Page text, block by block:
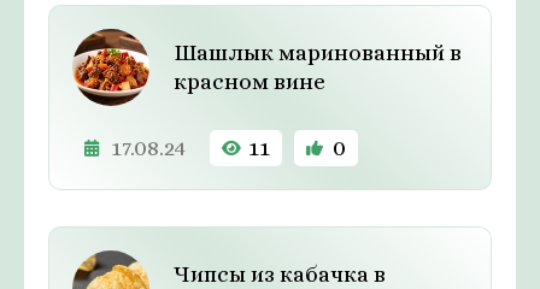
Шашлык маринованный в
красном вине
17.08.24 11 0
Чипсы из кабачка в